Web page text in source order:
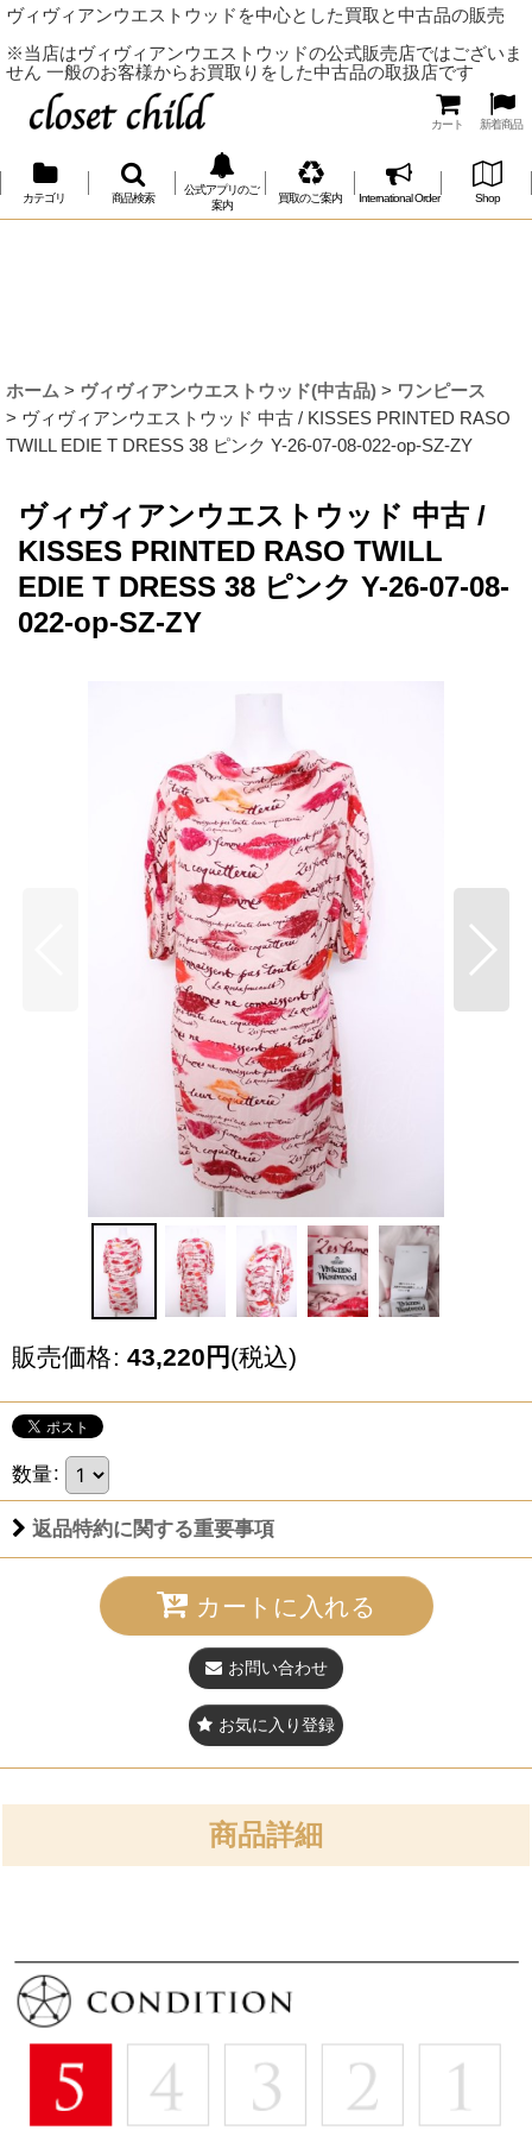
ヴィヴィアンウエストウッドを中心とした買取と中古品の販売
※当店はヴィヴィアンウエストウッドの公式販売店ではございま
せん 一般のお客様からお買取りをした中古品の取扱店です
カート 新着商品
カテゴリ 商品検索
公式アプリのご
案内
買取のご案内 International Order Shop
ホーム > ヴィヴィアンウエストウッド(中古品) > ワンピース
> ヴィヴィアンウエストウッド 中古 / KISSES PRINTED RASO
TWILL EDIE T DRESS 38 ピンク Y-26-07-08-022-op-SZ-ZY
ヴィヴィアンウエストウッド 中古 /
KISSES PRINTED RASO TWILL
EDIE T DRESS 38 ピンク Y-26-07-08-
022-op-SZ-ZY
販売価格: 43,220 円 (税込)
数量:
返品特約に関する重要事項
カートに入れる
お問い合わせ
お気に入り登録
商品詳細